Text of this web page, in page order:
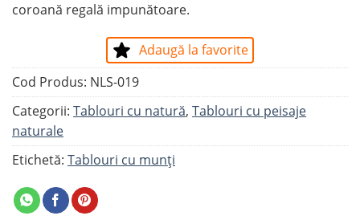
coroană regală impunătoare.
Adaugă la favorite
Cod Produs: NLS-019
Categorii: Tablouri cu natură, Tablouri cu peisaje
naturale
Etichetă: Tablouri cu munți